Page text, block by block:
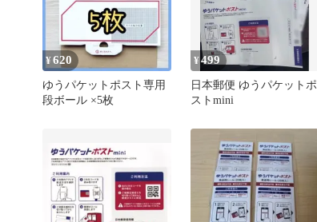
¥620
ゆうパケットポスト専用
段ボール ×5枚
¥499
日本郵便 ゆうパケットポ
ストmini